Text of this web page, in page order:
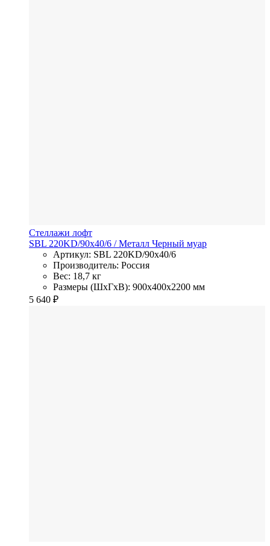
Стеллажи лофт
SBL 220KD/90x40/6 / Металл Черный муар
Артикул: SBL 220KD/90x40/6
Производитель: Россия
Вес: 18,7 кг
Размеры (ШхГхВ): 900x400x2200 мм
5 640 ₽